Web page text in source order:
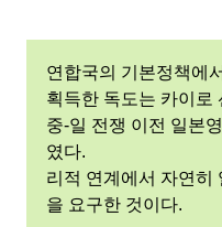
연합국의 기본정책에
획득한 독도는 카이로
중-일 전쟁 이전 일본
였다.
리적 연계에서 자연히
을 요구한 것이다.